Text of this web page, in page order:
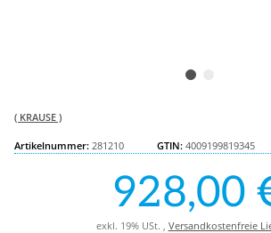
( KRAUSE )
Artikelnummer: 281210 GTIN: 4009199819345
928,00
exkl. 19% USt. , Versandkostenfreie